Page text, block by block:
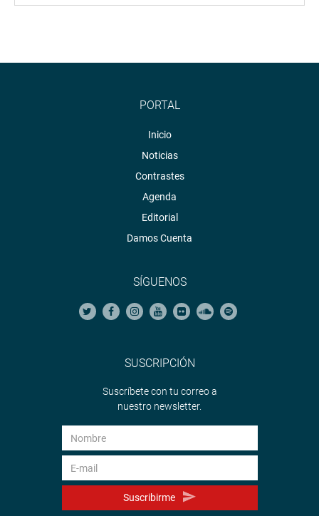
PORTAL
Inicio
Noticias
Contrastes
Agenda
Editorial
Damos Cuenta
SÍGUENOS
SUSCRIPCIÓN
Suscríbete con tu correo a
nuestro newsletter.
Suscribirme